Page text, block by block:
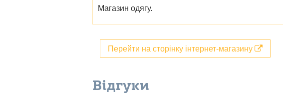
Магазин одягу.
Перейти на сторінку інтернет-магазину
Відгуки